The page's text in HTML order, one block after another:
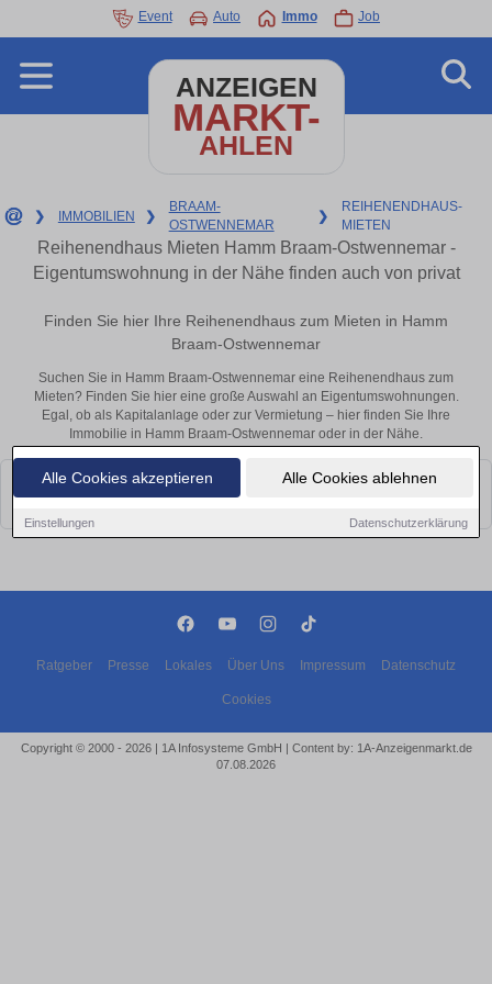
Alle Cookies akzeptieren Alle Cookies ablehnen
Einstellungen Datenschutzerklärung
Event Auto Immo Job
ANZEIGEN
MARKT-
AHLEN
❯ IMMOBILIEN ❯
BRAAM-
OSTWENNEMAR
❯
REIHENENDHAUS-
MIETEN
Reihenendhaus Mieten Hamm Braam-Ostwennemar -
Eigentumswohnung in der Nähe finden auch von privat
Finden Sie hier Ihre Reihenendhaus zum Mieten in Hamm
Braam-Ostwennemar
Suchen Sie in Hamm Braam-Ostwennemar eine Reihenendhaus zum
Mieten? Finden Sie hier eine große Auswahl an Eigentumswohnungen.
Egal, ob als Kapitalanlage oder zur Vermietung – hier finden Sie Ihre
Immobilie in Hamm Braam-Ostwennemar oder in der Nähe.
Leider konnten wir derzeit keine passenden Objekte finden. Schauen Sie
Ratgeber Presse Lokales Über Uns Impressum Datenschutz
Cookies
Copyright © 2000 - 2026 | 1A Infosysteme GmbH | Content by: 1A-Anzeigenmarkt.de
07.08.2026